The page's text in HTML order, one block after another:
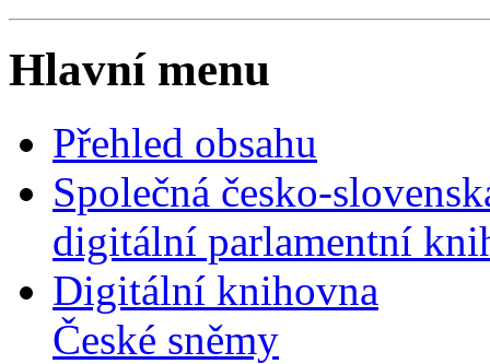
Hlavní menu
Přehled obsahu
Společná česko-
digitální parlamentní
Digitální knihovna
České sněmy